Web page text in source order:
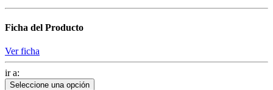
Ficha del Producto
Ver ficha
ir a:
Seleccione una opción